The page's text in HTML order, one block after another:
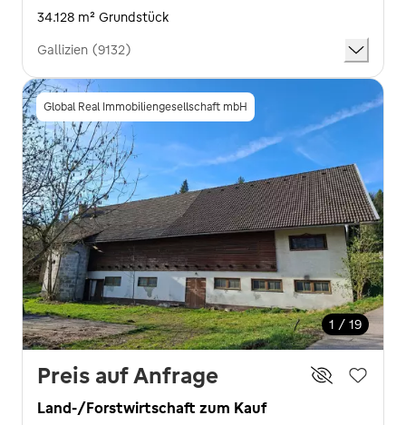
34.128 m² Grundstück
Gallizien (9132)
Global Real Immobiliengesellschaft mbH
1 / 19
Preis auf Anfrage
Land-/Forstwirtschaft zum Kauf